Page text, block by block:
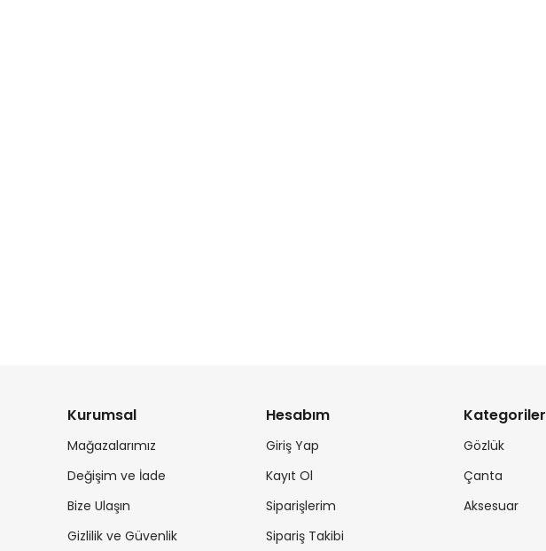
Kurumsal
Mağazalarımız
Değişim ve İade
Bize Ulaşın
Gizlilik ve Güvenlik
Hesabım
Giriş Yap
Kayıt Ol
Siparişlerim
Sipariş Takibi
Kategoriler
Gözlük
Çanta
Aksesuar